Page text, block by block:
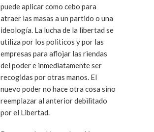
puede aplicar como cebo para
atraer las masas a un partido o una
ideología. La lucha de la libertad se
utiliza por los politicos y por las
empresas para aflojar las riendas
del poder e inmediatamente ser
recogidas por otras manos. El
nuevo poder no hace otra cosa sino
reemplazar al anterior debilitado
por el Libertad.